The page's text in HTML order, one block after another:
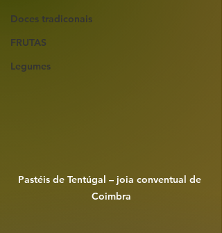
Doces tradiconais
FRUTAS
Legumes
Pastéis de Tentúgal – joia conventual de
Coimbra